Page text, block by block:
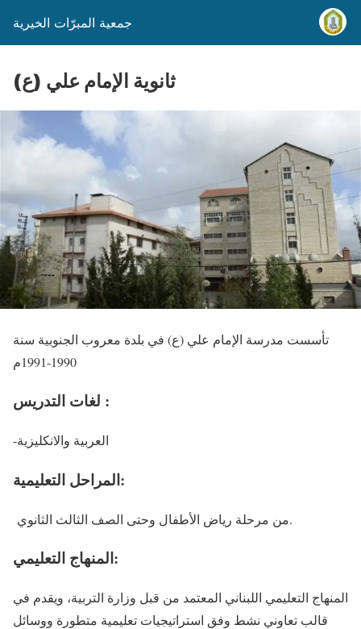
جمعية المبرّات الخيرية
ثانوية الإمام علي (ع)
تأسست مدرسة الإمام علي (ع) في بلدة معروب الجنوبية سنة
لغات التدريس :
-العربية والانكليزية
المراحل التعليمية:
من مرحلة رياض الأطفال وحتى الصف الثالث الثانوي.
المنهاج التعليمي:
المنهاج التعليمي اللبناني المعتمد من قبل وزارة التربية، ويقدم في
قالب تعاوني نشط وفق استراتيجيات تعليمية متطورة ووسائل